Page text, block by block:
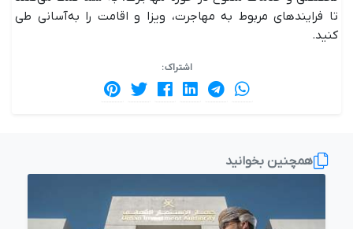
تا فرایندهای مربوط به مهاجرت، ویزا و اقامت را به‌آسانی طی
کنید.
اشتراک :
همچنین بخوانید